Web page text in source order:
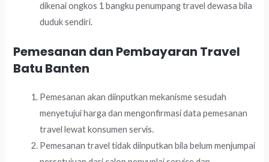
dikenai ongkos 1 bangku penumpang travel dewasa bila
duduk sendiri.
Pemesanan dan Pembayaran Travel
Batu Banten
Pemesanan akan diinputkan mekanisme sesudah
menyetujui harga dan mengonfirmasi data pemesanan
travel lewat konsumen servis.
Pemesanan travel tidak diinputkan bila belum menjumpai